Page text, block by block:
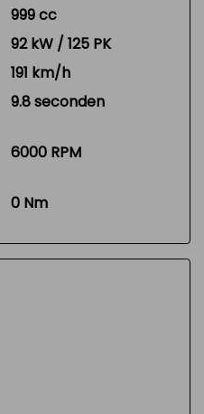
999 cc
92 kW / 125 PK
191 km/h
9.8 seconden
6000 RPM
0 Nm